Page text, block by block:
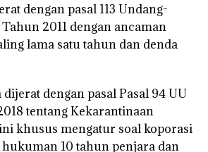
dengan pasal 113 Undang-
2011 dengan ancaman
lama satu tahun dan denda
dengan pasal Pasal 94 UU
tentang Kekarantinaan
khusus mengatur soal koporasi
10 tahun penjara dan